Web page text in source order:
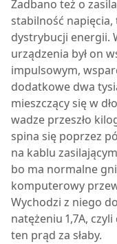
Zadbano też o
stabilność
dystrybucji energii.
urządzenia był on
impulsowym,
dodatkowe dwa
mieszczący się w
wadze przeszło
spina się poprzez
na kablu
bo ma normalne
komputerowy
Wychodzi z niego
natężeniu 1,7A,
ten prąd za słaby.